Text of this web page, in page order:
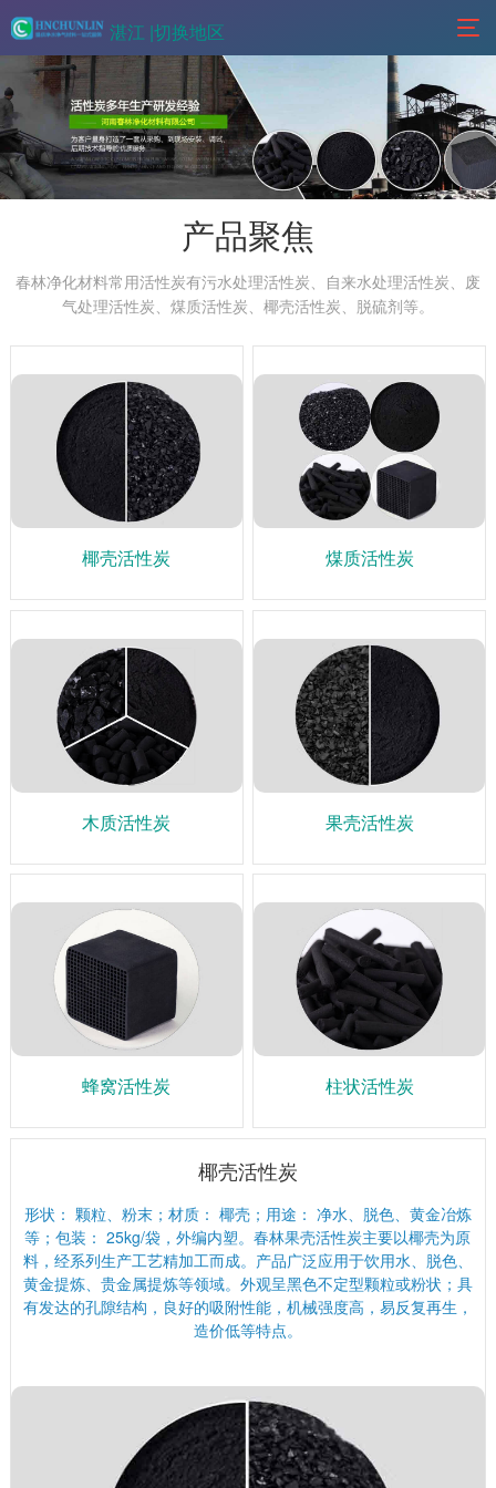
湛江 |切换地区
产品聚焦
春林净化材料常用活性炭有污水处理活性炭、自来水处理活性炭、废
气处理活性炭、煤质活性炭、椰壳活性炭、脱硫剂等。
椰壳活性炭 煤质活性炭
木质活性炭 果壳活性炭
蜂窝活性炭 柱状活性炭
椰壳活性炭
形状： 颗粒、粉末；材质： 椰壳；用途： 净水、脱色、黄金冶炼
等；包装： 25kg/袋，外编内塑。春林果壳活性炭主要以椰壳为原
料，经系列生产工艺精加工而成。产品广泛应用于饮用水、脱色、
黄金提炼、贵金属提炼等领域。外观呈黑色不定型颗粒或粉状；具
有发达的孔隙结构，良好的吸附性能，机械强度高，易反复再生，
造价低等特点。